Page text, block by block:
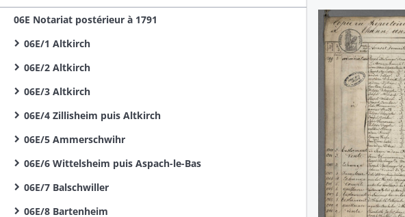
06E Notariat postérieur à 1791
06E/1 Altkirch
06E/2 Altkirch
06E/3 Altkirch
06E/4 Zillisheim puis Altkirch
06E/5 Ammerschwihr
06E/6 Wittelsheim puis Aspach-le-Bas
06E/7 Balschwiller
06E/8 Bartenheim